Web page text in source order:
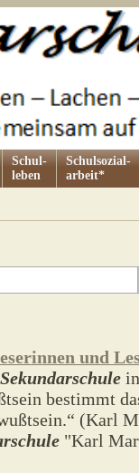
Schul-
leben
Schulsozial-
arbeit*
und
Sekundarschulein
bestimmt
(Karl
"Karl